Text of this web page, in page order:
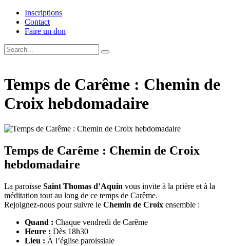
Inscriptions
Contact
Faire un don
Temps de Carême : Chemin de
Croix hebdomadaire
Temps de Carême : Chemin de Croix
hebdomadaire
La paroisse Saint Thomas d’Aquin vous invite à la prière et à la
méditation tout au long de ce temps de Carême.
Rejoignez-nous pour suivre le Chemin de Croix ensemble :
Quand : Chaque vendredi de Carême
Heure : Dès 18h30
Lieu : À l’église paroissiale